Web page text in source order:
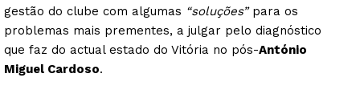
gestão do clube com algumas “soluções”para os
problemas mais prementes, a julgar pelo diagnóstico
que faz do actual estado do Vitória no pós-António
Miguel Cardoso.